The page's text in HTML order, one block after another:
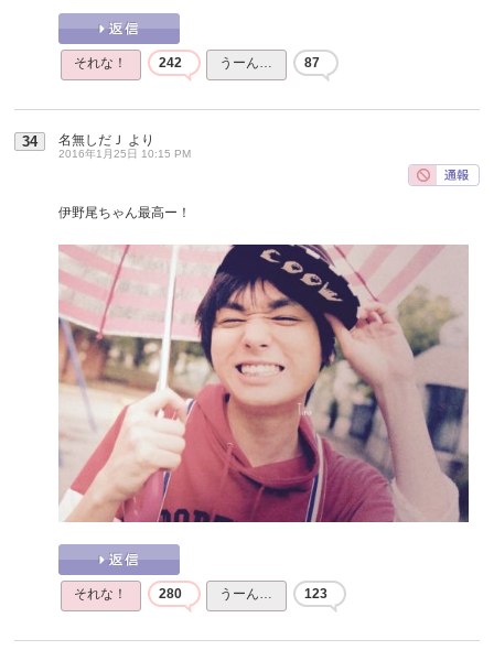
それな！ 242 うーん… 87
34 名無しだＪ より
2016年1月25日 10:15 PM
伊野尾ちゃん最高ー！
それな！ 280 うーん… 123